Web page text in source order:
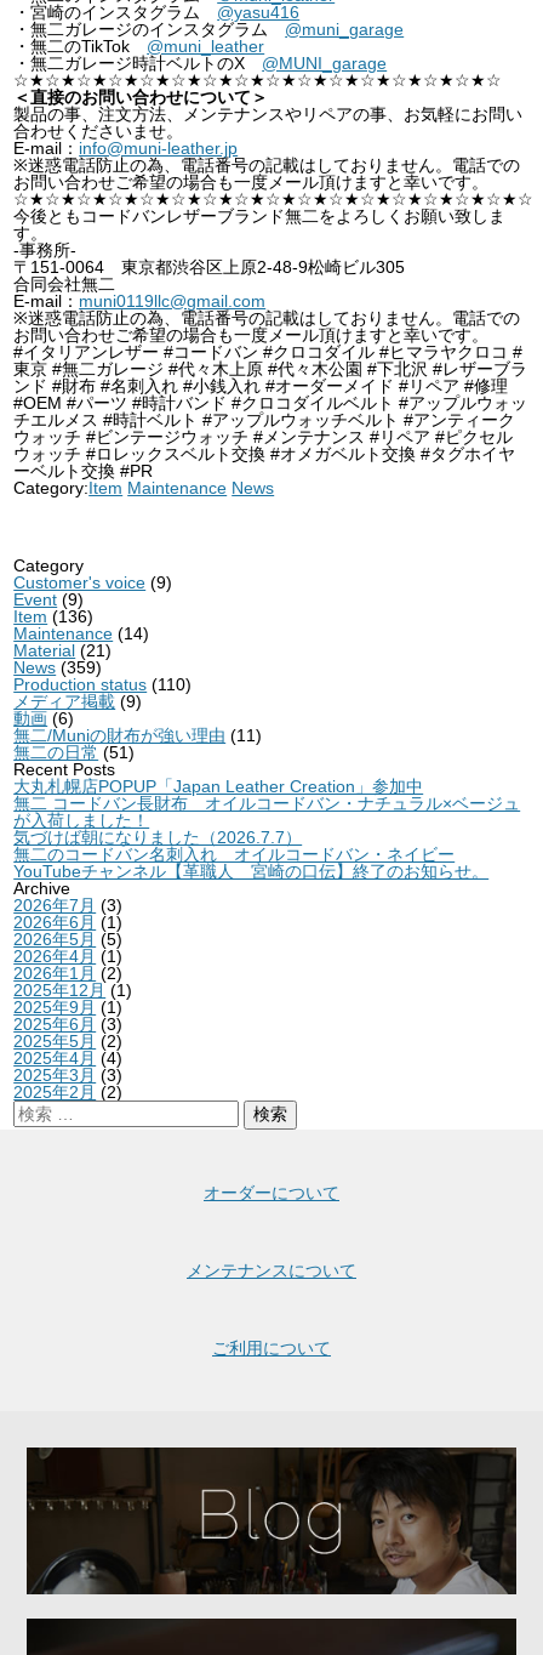
・宮崎のインスタグラム @yasu416
・無二ガレージのインスタグラム @muni_garage
・無二のTikTok @muni_leather
・無二ガレージ時計ベルトのX @MUNI_garage
☆★☆★☆★☆★☆★☆★☆★☆★☆★☆★☆★☆★☆★☆★☆★☆
＜直接のお問い合わせについて＞
製品の事、注文方法、メンテナンスやリペアの事、お気軽にお問い
合わせくださいませ。
E-mail： info@muni-leather.jp
※迷惑電話防止の為、電話番号の記載はしておりません。電話での
お問い合わせご希望の場合も一度メール頂けますと幸いです。
☆★☆★☆★☆★☆★☆★☆★☆★☆★☆★☆★☆★☆★☆★☆★☆★☆
今後ともコードバンレザーブランド無二をよろしくお願い致しま
す。
-事務所-
〒151-0064 東京都渋谷区上原2-48-9松崎ビル305
合同会社無二
E-mail： muni0119llc@gmail.com
※迷惑電話防止の為、電話番号の記載はしておりません。電話での
お問い合わせご希望の場合も一度メール頂けますと幸いです。
#イタリアンレザー #コードバン #クロコダイル #ヒマラヤクロコ #
東京 #無二ガレージ #代々木上原 #代々木公園 #下北沢 #レザーブラ
ンド #財布 #名刺入れ #小銭入れ #オーダーメイド #リペア #修理
#OEM #パーツ #時計バンド #クロコダイルベルト #アップルウォッ
チエルメス #時計ベルト #アップルウォッチベルト #アンティーク
ウォッチ #ビンテージウォッチ #メンテナンス #リペア #ピクセル
ウォッチ #ロレックスベルト交換 #オメガベルト交換 #タグホイヤ
ーベルト交換 #PR
Category:Item Maintenance News
Category
Customer's voice (9)
Event (9)
Item (136)
Maintenance (14)
Material (21)
News (359)
Production status (110)
メディア掲載 (9)
動画 (6)
無二/Muniの財布が強い理由 (11)
無二の日常 (51)
Recent Posts
大丸札幌店POPUP「Japan Leather Creation」参加中
無二 コードバン長財布 オイルコードバン・ナチュラル×ベージュ
が入荷しました！
気づけば朝になりました（2026.7.7）
無二のコードバン名刺入れ オイルコードバン・ネイビー
YouTubeチャンネル【革職人 宮崎の口伝】終了のお知らせ。
Archive
2026年7月 (3)
2026年6月 (1)
2026年5月 (5)
2026年4月 (1)
2026年1月 (2)
2025年12月 (1)
2025年9月 (1)
2025年6月 (3)
2025年5月 (2)
2025年4月 (4)
2025年3月 (3)
2025年2月 (2)
オーダーについて
メンテナンスについて
ご利用について